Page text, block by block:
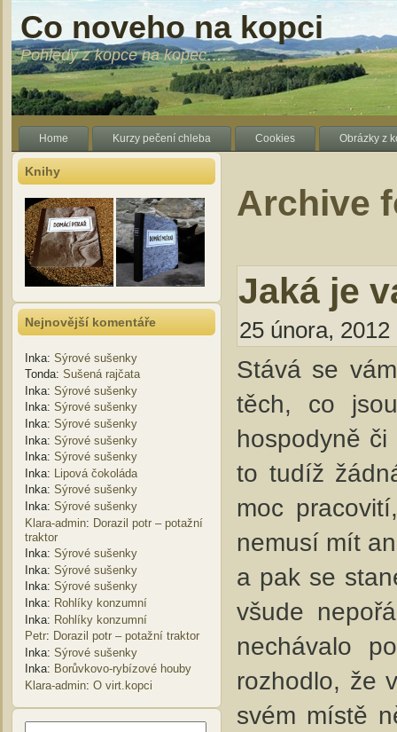
Co noveho na kopci
Pohledy z kopce na kopec….
Home Kurzy pečení chleba Cookies Obrázky z
Knihy
Nejnovější komentáře
Inka: Sýrové sušenky
Tonda: Sušená rajčata
Inka: Sýrové sušenky
Inka: Sýrové sušenky
Inka: Sýrové sušenky
Inka: Sýrové sušenky
Inka: Sýrové sušenky
Inka:
Lipová čokoláda
Inka: Sýrové sušenky
Inka: Sýrové sušenky
Klara-admin: Dorazil potr – potažní
traktor
Inka: Sýrové sušenky
Inka: Sýrové sušenky
Inka: Sýrové sušenky
Inka: Rohlíky konzumní
Inka: Rohlíky konzumní
Petr: Dorazil potr – potažní traktor
Inka: Sýrové sušenky
Inka: Borůvkovo-rybízové houby
Klara-admin: O virt.kopci
Archive
Jaká je
25 února,
Stává se
těch, co
hospodyně
to tudíž
moc
nemusí mít
a pak se
všude
nechávalo
rozhodlo, že
svém místě